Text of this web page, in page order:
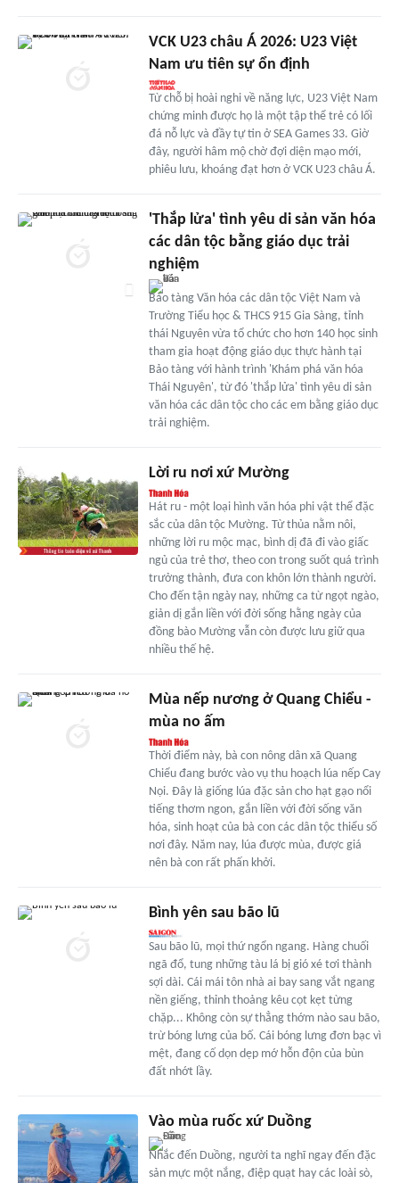
VCK U23 châu Á 2026: U23 Việt
Nam ưu tiên sự ổn định
Từ chỗ bị hoài nghi về năng lực, U23 Việt Nam
chứng minh được họ là một tập thể trẻ có lối
đá nỗ lực và đầy tự tin ở SEA Games 33. Giờ
đây, người hâm mộ chờ đợi diện mạo mới,
phiêu lưu, khoáng đạt hơn ở VCK U23 châu Á.
'Thắp lửa' tình yêu di sản văn hóa
các dân tộc bằng giáo dục trải
nghiệm
Bảo tàng Văn hóa các dân tộc Việt Nam và
Trường Tiểu học & THCS 915 Gia Sàng, tỉnh
thái Nguyên vừa tổ chức cho hơn 140 học sinh
tham gia hoạt động giáo dục thực hành tại
Bảo tàng với hành trình 'Khám phá văn hóa
Thái Nguyên', từ đó 'thắp lửa' tình yêu di sản
văn hóa các dân tộc cho các em bằng giáo dục
trải nghiệm.
Lời ru nơi xứ Mường
Hát ru - một loại hình văn hóa phi vật thể đặc
sắc của dân tộc Mường. Từ thủa nằm nôi,
những lời ru mộc mạc, bình dị đã đi vào giấc
ngủ của trẻ thơ, theo con trong suốt quá trình
trưởng thành, đưa con khôn lớn thành người.
Cho đến tận ngày nay, những ca từ ngọt ngào,
giản dị gắn liền với đời sống hằng ngày của
đồng bào Mường vẫn còn được lưu giữ qua
nhiều thế hệ.
Mùa nếp nương ở Quang Chiểu -
mùa no ấm
Thời điểm này, bà con nông dân xã Quang
Chiểu đang bước vào vụ thu hoạch lúa nếp Cay
Nọi. Đây là giống lúa đặc sản cho hạt gạo nổi
tiếng thơm ngon, gắn liền với đời sống văn
hóa, sinh hoạt của bà con các dân tộc thiểu số
nơi đây. Năm nay, lúa được mùa, được giá
nên bà con rất phấn khởi.
Bình yên sau bão lũ
Sau bão lũ, mọi thứ ngổn ngang. Hàng chuối
ngã đổ, tung những tàu lá bị gió xé tơi thành
sợi dài. Cái mái tôn nhà ai bay sang vắt ngang
nền giếng, thỉnh thoảng kêu cọt kẹt từng
chặp... Không còn sự thẳng thớm nào sau bão,
trừ bóng lưng của bố. Cái bóng lưng đơn bạc vì
mệt, đang cố dọn dẹp mớ hỗn độn của bùn
đất nhớt lầy.
Vào mùa ruốc xứ Duồng
Nhắc đến Duồng, người ta nghĩ ngay đến đặc
sản mực một nắng, điệp quạt hay các loài sò,